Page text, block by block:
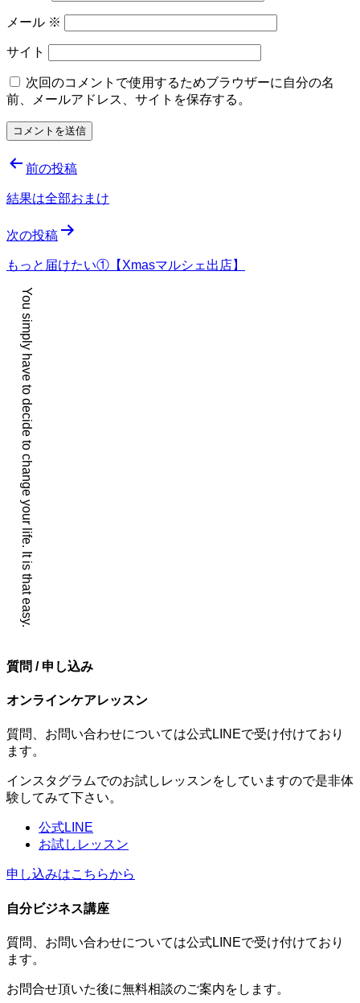
メール ※
サイト
次回のコメントで使用するためブラウザーに自分の名
前、メールアドレス、サイトを保存する。
投
稿
ビ
ゲ
ー
シ
ョ
ン
前の投稿
結果は全部おまけ
次の投稿
もっと届けたい①【Xmasマルシェ出店】
You simply have to decide to change your life. It is that easy.
質問 / 申し込み
オンラインケアレッスン
質問、お問い合わせについては公式LINEで受け付けており
ます。
インスタグラムでのお試しレッスンをしていますので是非体
験してみて下さい。
公式LINE
お試しレッスン
申し込みはこちらから
自分ビジネス講座
質問、お問い合わせについては公式LINEで受け付けており
ます。
お問合せ頂いた後に無料相談のご案内をします。